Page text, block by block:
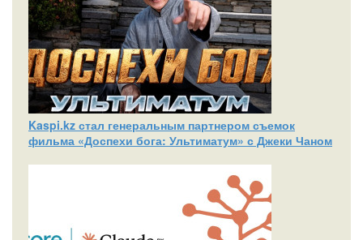
Kaspi.kz стал генеральным партнером съемок
фильма «Доспехи бога: Ультиматум» с Джеки Чаном